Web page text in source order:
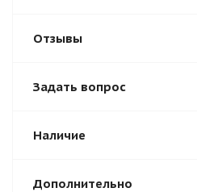
Отзывы
Задать вопрос
Наличие
Дополнительно